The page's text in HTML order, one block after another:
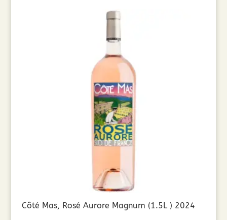
Côté Mas, Rosé Aurore Magnum (1.5L ) 2024